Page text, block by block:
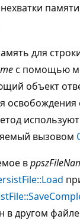
нехватки
для
с помощью
объект
освобождения
вызовом
в
в другом